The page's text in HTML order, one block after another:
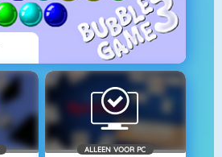
ALLEEN VOOR PC